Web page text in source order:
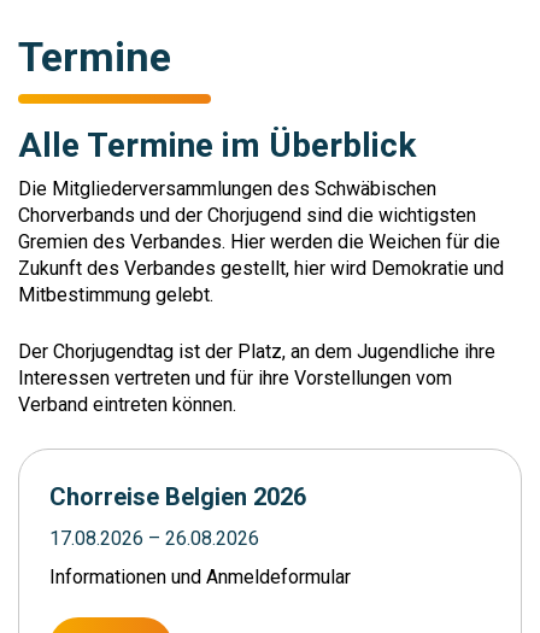
Termine
Alle Termine im Überblick
Die Mitgliederversammlungen des Schwäbischen
Chorverbands und der Chorjugend sind die wichtigsten
Gremien des Verbandes. Hier werden die Weichen für die
Zukunft des Verbandes gestellt, hier wird Demokratie und
Mitbestimmung gelebt.
Der Chorjugendtag ist der Platz, an dem Jugendliche ihre
Interessen vertreten und für ihre Vorstellungen vom
Verband eintreten können.
Chorreise Belgien 2026
17.08.2026 – 26.08.2026
Informationen und Anmeldeformular